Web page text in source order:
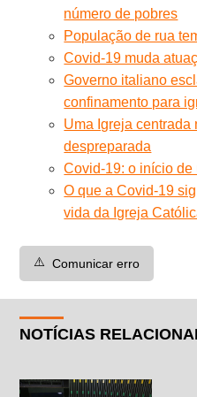
número de pobres
População de rua
Covid-19 muda
Governo italiano
confinamento para
Uma Igreja centrada
despreparada
Covid-19: o início
O que a Covid-19
vida da Igreja
⚠️ Comunicar erro
NOTÍCIAS